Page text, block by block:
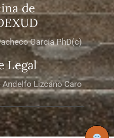
de
García PhD(c)
Legal
Lizcano Caro